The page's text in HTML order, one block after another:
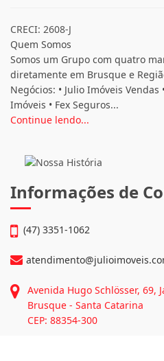
CRECI: 2608-J
Quem Somos
Negócios: • Julio Imóveis Vendas
Continue lendo...
Informações de
(47) 3351-1062